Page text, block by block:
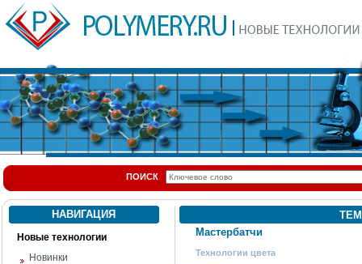
ПОИСК
НАВИГАЦИЯ
Новые технологии
Новинки
Мастербатчи
Технологии цвета